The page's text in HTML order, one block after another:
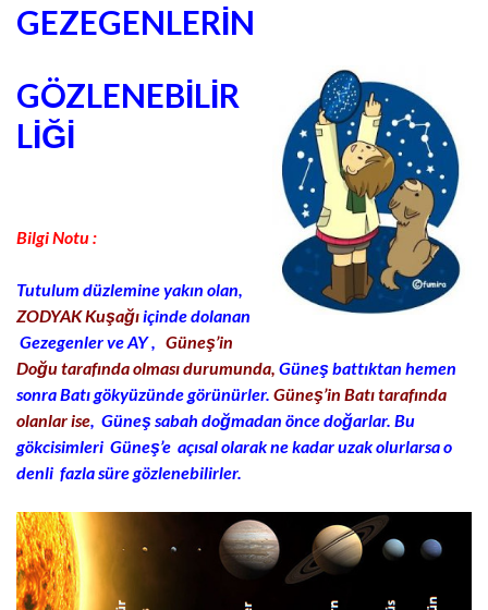
GEZEGENLERİN
GÖZLENEBİLİR
LİĞİ
Bilgi Notu :
Tutulum düzlemine yakın olan,
ZODYAK Kuşağıiçinde dolanan
Gezegenler ve AY , Güneş’in
Doğu tarafında olması durumunda, Güneş battıktan hemen
sonra Batı gökyüzünde görünürler. Güneş’in Batı tarafında
olanlar ise, Güneş sabah doğmadan önce doğarlar. Bu
gökcisimleri Güneş’e açısal olarak ne kadar uzak olurlarsa o
denli fazla süre gözlenebilirler.